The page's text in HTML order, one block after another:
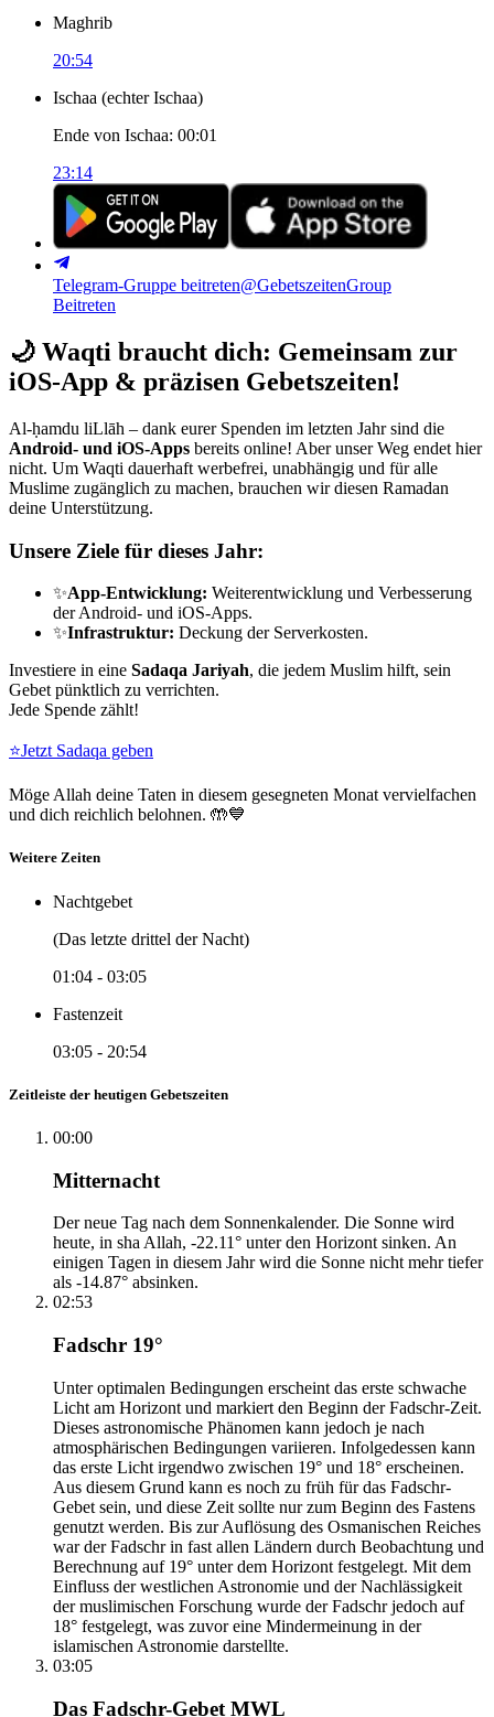
Maghrib
20:54
Ischaa (echter Ischaa)
Ende von Ischaa: 00:01
23:14
Telegram-Gruppe beitreten@GebetszeitenGroup
Beitreten
🌙 Waqti braucht dich: Gemeinsam zur
iOS-App & präzisen Gebetszeiten!
Al-ḥamdu liLlāh – dank eurer Spenden im letzten Jahr sind die
Android- und iOS-Apps bereits online! Aber unser Weg endet hier
nicht. Um Waqti dauerhaft werbefrei, unabhängig und für alle
Muslime zugänglich zu machen, brauchen wir diesen Ramadan
deine Unterstützung.
Unsere Ziele für dieses Jahr:
✨App-Entwicklung: Weiterentwicklung und Verbesserung
der Android- und iOS-Apps.
✨Infrastruktur: Deckung der Serverkosten.
Investiere in eine Sadaqa Jariyah, die jedem Muslim hilft, sein
Gebet pünktlich zu verrichten.
Jede Spende zählt!
⭐Jetzt Sadaqa geben
Möge Allah deine Taten in diesem gesegneten Monat vervielfachen
und dich reichlich belohnen. 🤲💙
Weitere Zeiten
Nachtgebet
(Das letzte drittel der Nacht)
01:04 - 03:05
Fastenzeit
03:05 - 20:54
Zeitleiste der heutigen Gebetszeiten
00:00
Mitternacht
Der neue Tag nach dem Sonnenkalender. Die Sonne wird
heute, in sha Allah, -22.11° unter den Horizont sinken. An
einigen Tagen in diesem Jahr wird die Sonne nicht mehr tiefer
als -14.87° absinken.
02:53
Fadschr 19°
Unter optimalen Bedingungen erscheint das erste schwache
Licht am Horizont und markiert den Beginn der Fadschr-Zeit.
Dieses astronomische Phänomen kann jedoch je nach
atmosphärischen Bedingungen variieren. Infolgedessen kann
das erste Licht irgendwo zwischen 19° und 18° erscheinen.
Aus diesem Grund kann es noch zu früh für das Fadschr-
Gebet sein, und diese Zeit sollte nur zum Beginn des Fastens
genutzt werden. Bis zur Auflösung des Osmanischen Reiches
war der Fadschr in fast allen Ländern durch Beobachtung und
Berechnung auf 19° unter dem Horizont festgelegt. Mit dem
Einfluss der westlichen Astronomie und der Nachlässigkeit
der muslimischen Forschung wurde der Fadschr jedoch auf
18° festgelegt, was zuvor eine Mindermeinung in der
islamischen Astronomie darstellte.
03:05
Das Fadschr-Gebet MWL